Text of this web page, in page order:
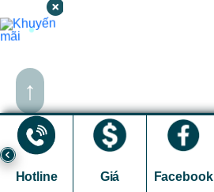
Hotline Giá Facebook
↑